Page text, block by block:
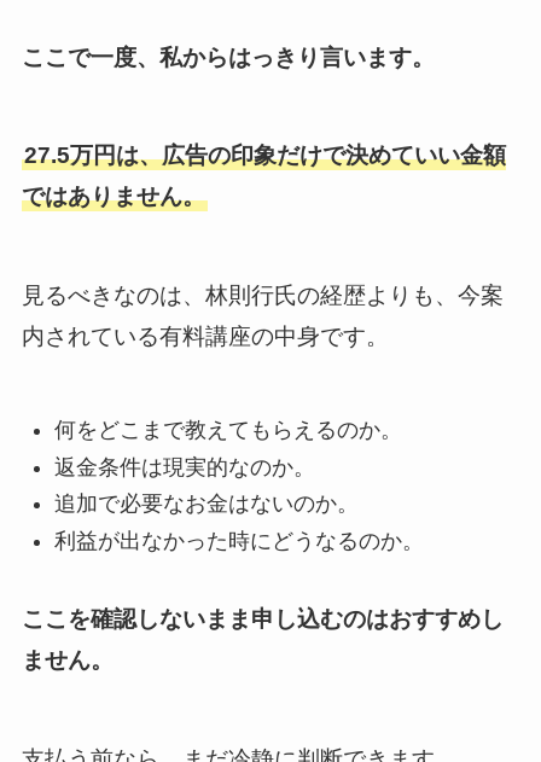
ここで一度、私からはっきり言います。
27.5万円は、広告の印象だけで決めていい金額
ではありません。
見るべきなのは、林則行氏の経歴よりも、今案
内されている有料講座の中身です。
何をどこまで教えてもらえるのか。
返金条件は現実的なのか。
追加で必要なお金はないのか。
利益が出なかった時にどうなるのか。
ここを確認しないまま申し込むのはおすすめし
ません。